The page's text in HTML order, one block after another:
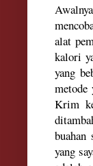
alat
kalori
yang
metode
Krim
buahan
yang